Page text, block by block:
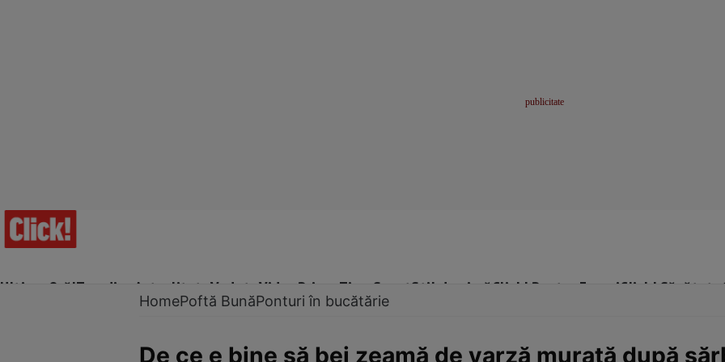
Ultima Oră!Trending Actualitate Vedete Video Prime Time SportStil de viațăClick! Pentru FemeiClick! Sănătate
HomePoftă BunăPonturi în bucătărie
De ce e bine să bei zeamă de varză murată după